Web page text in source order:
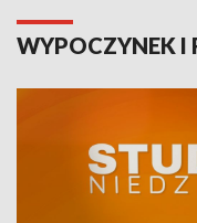
WYPOCZYNEK I